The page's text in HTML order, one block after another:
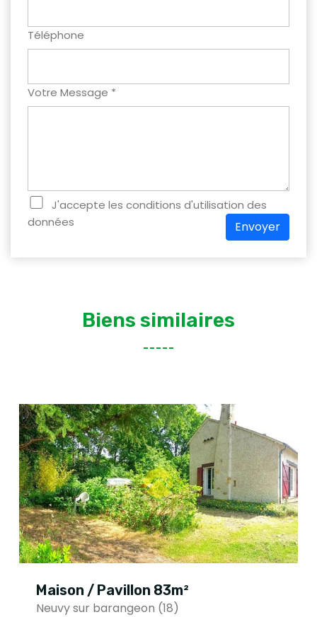
Téléphone
Votre Message *
J'accepte les conditions d'utilisation des
données
Envoyer
Biens similaires
Maison / Pavillon 83m²
Neuvy sur barangeon (18)